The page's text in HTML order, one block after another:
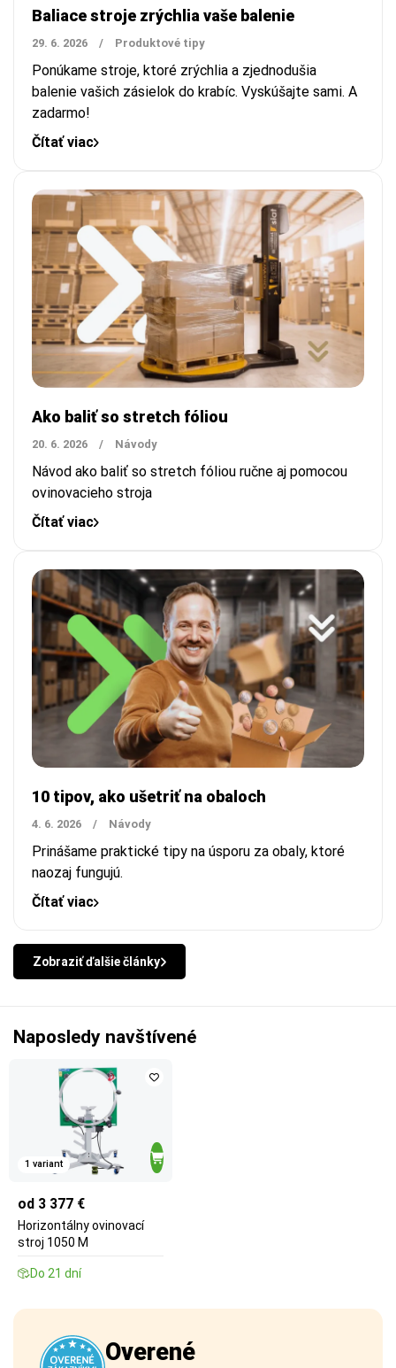
Baliace stroje zrýchlia vaše balenie
29. 6. 2026 / Produktové tipy
Ponúkame stroje, ktoré zrýchlia a zjednodušia
balenie vašich zásielok do krabíc. Vyskúšajte sami. A
zadarmo!
Čítať viac
Ako baliť so stretch fóliou
20. 6. 2026 / Návody
Návod ako baliť so stretch fóliou ručne aj pomocou
ovinovacieho stroja
Čítať viac
10 tipov, ako ušetriť na obaloch
4. 6. 2026 / Návody
Prinášame praktické tipy na úsporu za obaly, ktoré
naozaj fungujú.
Čítať viac
Zobraziť ďalšie články
Naposledy navštívené
1 variant
od 3 377 €
Horizontálny ovinovací
stroj 1050 M
Do 21 dní
Overené